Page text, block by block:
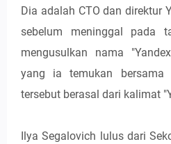
Dia adalah CTO dan direktur
sebelum meninggal pada
mengusulkan nama
yang ia temukan bersama
tersebut berasal dari kalimat
Ilya Segalovich lulus dari